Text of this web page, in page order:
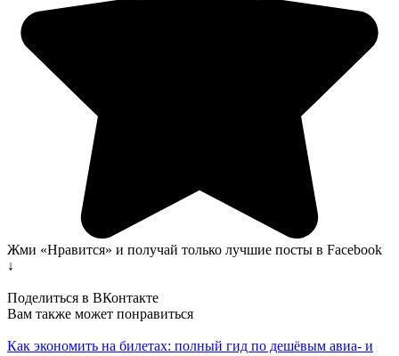
Жми «Нравится» и получай только лучшие посты в Facebook
↓
Поделиться в ВКонтакте
Вам также может понравиться
Как экономить на билетах: полный гид по дешёвым авиа- и